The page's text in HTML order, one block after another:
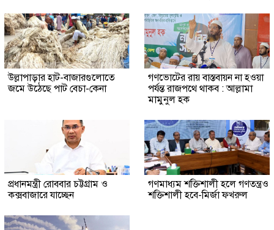
উল্লাপাড়ার হাট-বাজারগুলোতে
জমে উঠেছে পাট বেচা-কেনা
গণভোটের রায় বাস্তবায়ন না হওয়া
পর্যন্ত রাজপথে থাকব : আল্লামা
মামুনুল হক
প্রধানমন্ত্রী রোববার চট্টগ্রাম ও
কক্সবাজারে যাচ্ছেন
গণমাধ্যম শক্তিশালী হলে গণতন্ত্রও
শক্তিশালী হবে-মির্জা ফখরুল